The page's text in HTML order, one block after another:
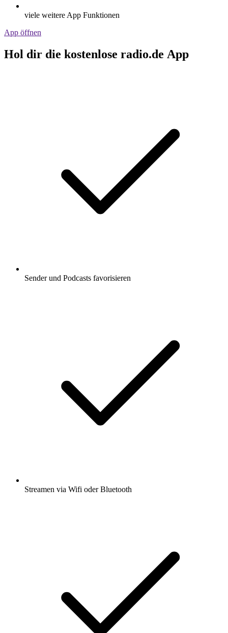
viele weitere App Funktionen
App öffnen
Hol dir die kostenlose radio.de App
Sender und Podcasts favorisieren
Streamen via Wifi oder Bluetooth